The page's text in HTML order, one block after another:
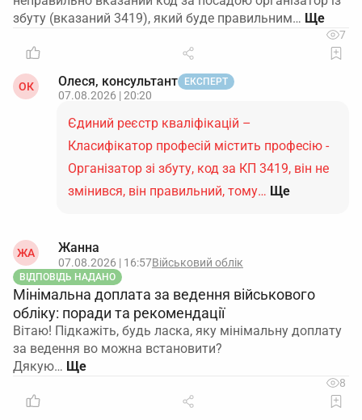
збуту (вказаний 3419), який буде правильним…
7
ОК Олеся, консультант ЕКСПЕРТ
07.08.2026 | 20:20
Єдиний реєстр кваліфікацій –
Класифікатор професій містить професію -
Організатор зі збуту, код за КП 3419, він не
змінився, він правильний, тому… Ще
ЖА Жанна
07.08.2026 | 16:57Військовий облік
ВІДПОВІДЬ НАДАНО
Мінімальна доплата за ведення військового
обліку: поради та рекомендації
Вітаю! Підкажіть, будь ласка, яку мінімальну доплату
за ведення во можна встановити?
Дякую…
8